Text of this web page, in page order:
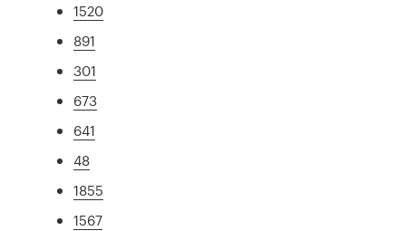
1520
891
301
673
641
48
1855
1567